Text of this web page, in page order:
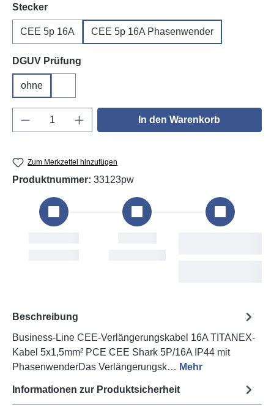
Steckerauswählen
CEE 5p 16A CEE 5p 16A Phasenwender
DGUV Prüfung
ohne
Produkt Anzahl: Gib den gewünschten
In den Warenkorb
Zum Merkzettel hinzufügen
Produktnummer: 33123pw
Beschreibung
Business-Line CEE-Verlängerungskabel 16A TITANEX-
Kabel 5x1,5mm² PCE CEE Shark 5P/16A IP44 mit
PhasenwenderDas Verlängerungsk… Mehr
Informationen zur Produktsicherheit